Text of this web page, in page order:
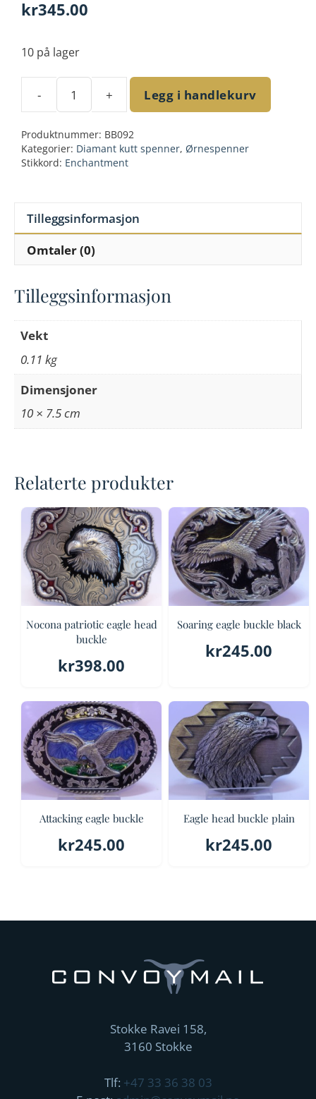
kr345.00
10 på lager
-
Sunset
Diamond
cut
+ Legg i handlekurv
Produktnummer: BB092
Kategorier: Diamant kutt spenner, Ørnespenner
Stikkord: Enchantment
Tilleggsinformasjon
Omtaler (0)
Tilleggsinformasjon
Vekt
0.11 kg
Dimensjoner
10 × 7.5 cm
Relaterte produkter
Nocona patriotic eagle head
buckle
kr398.00
Soaring eagle buckle black
kr245.00
Attacking eagle buckle
kr245.00
Eagle head buckle plain
kr245.00
Stokke Ravei 158,
3160 Stokke
Tlf: +47 33 36 38 03